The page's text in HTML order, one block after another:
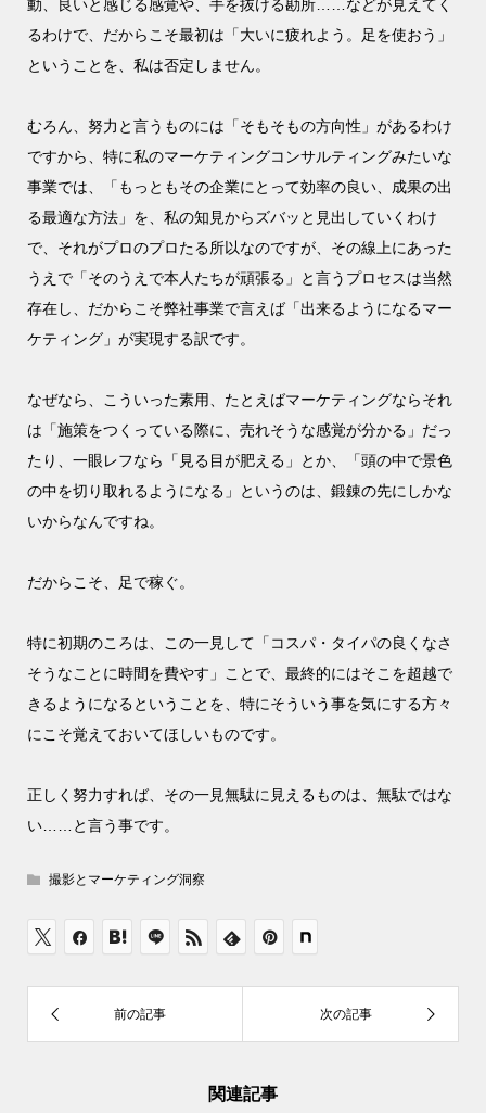
動、良いと感じる感覚や、手を抜ける勘所……などが見えてく
るわけで、だからこそ最初は「大いに疲れよう。足を使おう」
ということを、私は否定しません。
むろん、努力と言うものには「そもそもの方向性」があるわけ
ですから、特に私のマーケティングコンサルティングみたいな
事業では、「もっともその企業にとって効率の良い、成果の出
る最適な方法」を、私の知見からズバッと見出していくわけ
で、それがプロのプロたる所以なのですが、その線上にあった
うえで「そのうえで本人たちが頑張る」と言うプロセスは当然
存在し、だからこそ弊社事業で言えば「出来るようになるマー
ケティング」が実現する訳です。
なぜなら、こういった素用、たとえばマーケティングならそれ
は「施策をつくっている際に、売れそうな感覚が分かる」だっ
たり、一眼レフなら「見る目が肥える」とか、「頭の中で景色
の中を切り取れるようになる」というのは、鍛錬の先にしかな
いからなんですね。
だからこそ、足で稼ぐ。
特に初期のころは、この一見して「コスパ・タイパの良くなさ
そうなことに時間を費やす」ことで、最終的にはそこを超越で
きるようになるということを、特にそういう事を気にする方々
にこそ覚えておいてほしいものです。
正しく努力すれば、その一見無駄に見えるものは、無駄ではな
い……と言う事です。
撮影とマーケティング洞察
関連記事